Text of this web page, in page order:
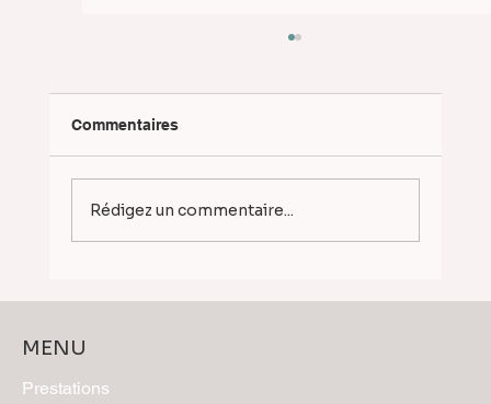
Commentaires
Rédigez un commentaire...
MENU
Prestations